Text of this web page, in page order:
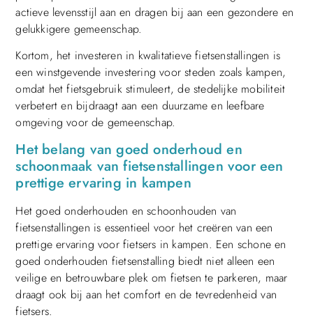
actieve levensstijl aan en dragen bij aan een gezondere en
gelukkigere gemeenschap.
Kortom, het investeren in kwalitatieve fietsenstallingen is
een winstgevende investering voor steden zoals kampen,
omdat het fietsgebruik stimuleert, de stedelijke mobiliteit
verbetert en bijdraagt aan een duurzame en leefbare
omgeving voor de gemeenschap.
Het belang van goed onderhoud en
schoonmaak van fietsenstallingen voor een
prettige ervaring in kampen
Het goed onderhouden en schoonhouden van
fietsenstallingen is essentieel voor het creëren van een
prettige ervaring voor fietsers in kampen. Een schone en
goed onderhouden fietsenstalling biedt niet alleen een
veilige en betrouwbare plek om fietsen te parkeren, maar
draagt ook bij aan het comfort en de tevredenheid van
fietsers.